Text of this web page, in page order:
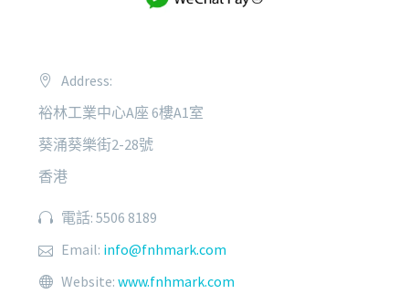
Address:
裕林工業中心A座 6樓A1室
葵涌葵樂街2-28號
香港
電話: 5506 8189
Email: info@fnhmark.com
Website: www.fnhmark.com